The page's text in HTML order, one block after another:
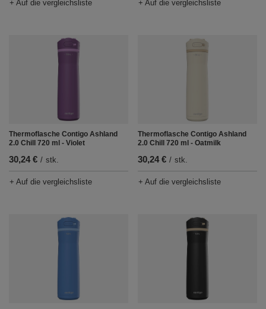
+ Auf die vergleichsliste + Auf die vergleichsliste
Thermoflasche Contigo Ashland
2.0 Chill 720 ml - Violet
30,24 € / stk.
+ Auf die vergleichsliste
Thermoflasche Contigo Ashland
2.0 Chill 720 ml - Oatmilk
30,24 € / stk.
+ Auf die vergleichsliste